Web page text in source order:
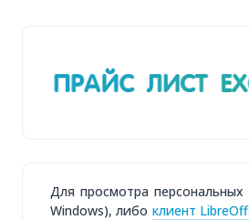
Для просмотра
Windows), либо клиент